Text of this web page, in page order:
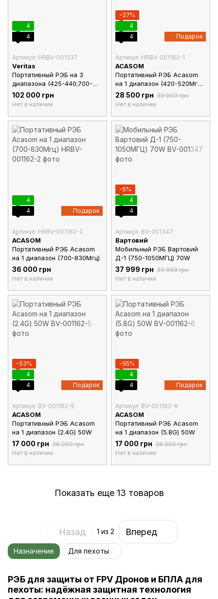
4
4
Артикул: HRBV-001237
Veritas
Портативный РЭБ на 3
диапазона (425-440;700-
830;830-960)
102 000 грн
Нет в наличии
Подарок
−27%
4
4
Артикул: HRBV-001162-1
ACASOM
Портативный РЭБ Acasom
на 1 диапазон (420-520Мгц)
50W
28 500 грн 39 000 грн
Нет в наличии
Подарок
4
4
Артикул: HRBV-001162-2
ACASOM
Портативный РЭБ Acasom
на 1 диапазон (700-830Мгц)
36 000 грн
Нет в наличии
−5%
4
4
Артикул: BV-001347
Вартовий
Мобильный РЭБ Вартовий
Д-1 (750-1050МГЦ) 70W
37 999 грн 39 999 грн
Нет в наличии
Подарок
−53%
4
4
Артикул: BV-001162-5
ACASOM
Портативный РЭБ Acasom
на 1 диапазон (2.4G) 50W
17 000 грн 36 000 грн
Нет в наличии
Подарок
−55%
4
4
Артикул: BV-001162-6
ACASOM
Портативный РЭБ Acasom
на 1 диапазон (5.8G) 50W
17 000 грн 38 000 грн
Нет в наличии
Показать еще 13 товаров
Назад 1 из 2 Вперед
РЭБ для защиты от FPV Дронов и БПЛА для
пехоты: надёжная защитная технология
Назначение Для пехоты